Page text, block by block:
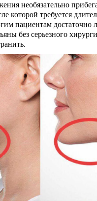
необязательно
которой требуется
пациентам достаточно
без серьезного